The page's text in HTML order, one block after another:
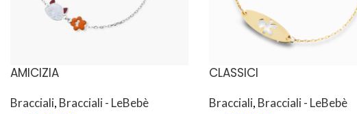
AMICIZIA
Bracciali, Bracciali - LeBebè
CLASSICI
Bracciali, Bracciali - LeBebè